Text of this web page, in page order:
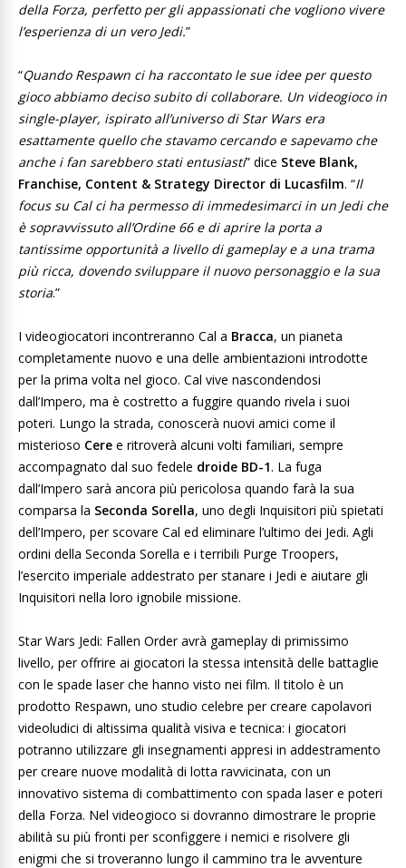
della Forza, perfetto per gli appassionati che vogliono vivere
l’esperienza di un vero Jedi.”
“Quando Respawn ci ha raccontato le sue idee per questo
gioco abbiamo deciso subito di collaborare. Un videogioco in
single-player, ispirato all’universo di Star Wars era
esattamente quello che stavamo cercando e sapevamo che
anche i fan sarebbero stati entusiasti” dice Steve Blank,
Franchise, Content & Strategy Director di Lucasfilm. “Il
focus su Cal ci ha permesso di immedesimarci in un Jedi che
è sopravvissuto all’Ordine 66 e di aprire la porta a
tantissime opportunità a livello di gameplay e a una trama
più ricca, dovendo sviluppare il nuovo personaggio e la sua
storia.”
I videogiocatori incontreranno Cal a Bracca, un pianeta
completamente nuovo e una delle ambientazioni introdotte
per la prima volta nel gioco. Cal vive nascondendosi
dall’Impero, ma è costretto a fuggire quando rivela i suoi
poteri. Lungo la strada, conoscerà nuovi amici come il
misterioso Cere e ritroverà alcuni volti familiari, sempre
accompagnato dal suo fedele droide BD-1. La fuga
dall’Impero sarà ancora più pericolosa quando farà la sua
comparsa la Seconda Sorella, uno degli Inquisitori più spietati
dell’Impero, per scovare Cal ed eliminare l’ultimo dei Jedi. Agli
ordini della Seconda Sorella e i terribili Purge Troopers,
l’esercito imperiale addestrato per stanare i Jedi e aiutare gli
Inquisitori nella loro ignobile missione.
Star Wars Jedi: Fallen Order avrà gameplay di primissimo
livello, per offrire ai giocatori la stessa intensità delle battaglie
con le spade laser che hanno visto nei film. Il titolo è un
prodotto Respawn, uno studio celebre per creare capolavori
videoludici di altissima qualità visiva e tecnica: i giocatori
potranno utilizzare gli insegnamenti appresi in addestramento
per creare nuove modalità di lotta ravvicinata, con un
innovativo sistema di combattimento con spada laser e poteri
della Forza. Nel videogioco si dovranno dimostrare le proprie
abilità su più fronti per sconfiggere i nemici e risolvere gli
enigmi che si troveranno lungo il cammino tra le avventure